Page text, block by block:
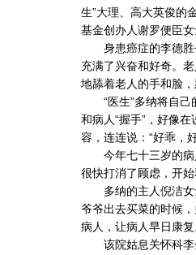
生”大理、高大英俊的
基金创办人谢罗便臣
身患癌症的李德胜今
充满了兴奋和好奇。
地舔着老人的手和脸，
“医生”多纳将自己
和病人“握手”，好像
容，连连说：“好乖，
今年七十三岁的病人
很快打消了顾虑，开始
多纳的主人倪洁女士
爷爷出去买菜的时候
病人，让病人早日康复
该院姑息关怀科李